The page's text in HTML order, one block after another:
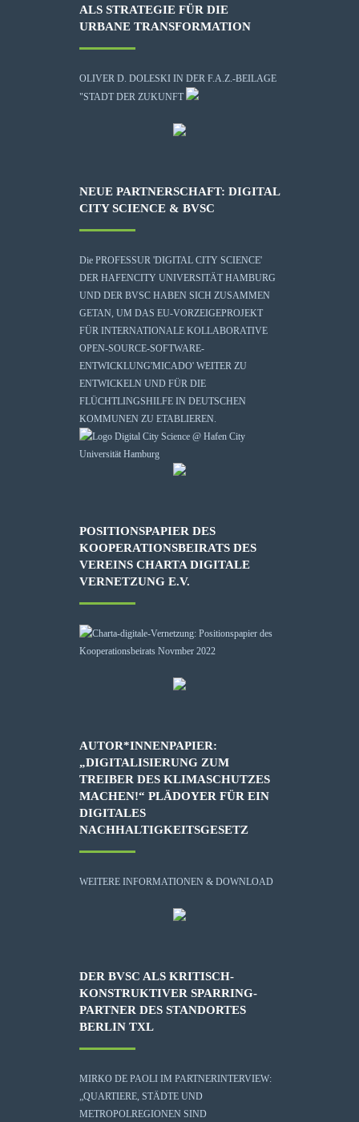
ALS STRATEGIE FÜR DIE
URBANE TRANSFORMATION
OLIVER D. DOLESKI IN DER F.A.Z.-BEILAGE
"STADT DER ZUKUNFT
NEUE PARTNERSCHAFT: DIGITAL
CITY SCIENCE & BVSC
Die PROFESSUR 'DIGITAL CITY SCIENCE'
DER HAFENCITY UNIVERSITÄT HAMBURG
UND DER BVSC HABEN SICH ZUSAMMEN
GETAN, UM DAS EU-VORZEIGEPROJEKT
FÜR INTERNATIONALE KOLLABORATIVE
OPEN-SOURCE-SOFTWARE-
ENTWICKLUNG'MICADO' WEITER ZU
ENTWICKELN UND FÜR DIE
FLÜCHTLINGSHILFE IN DEUTSCHEN
KOMMUNEN ZU ETABLIEREN.
POSITIONSPAPIER DES
KOOPERATIONSBEIRATS DES
VEREINS CHARTA DIGITALE
VERNETZUNG E.V.
AUTOR*INNENPAPIER:
„DIGITALISIERUNG ZUM
TREIBER DES KLIMASCHUTZES
MACHEN!“ PLÄDOYER FÜR EIN
DIGITALES
NACHHALTIGKEITSGESETZ
WEITERE INFORMATIONEN & DOWNLOAD
DER BVSC ALS KRITISCH-
KONSTRUKTIVER SPARRING-
PARTNER DES STANDORTES
BERLIN TXL
MIRKO DE PAOLI IM PARTNERINTERVIEW:
„QUARTIERE, STÄDTE UND
METROPOLREGIONEN SIND